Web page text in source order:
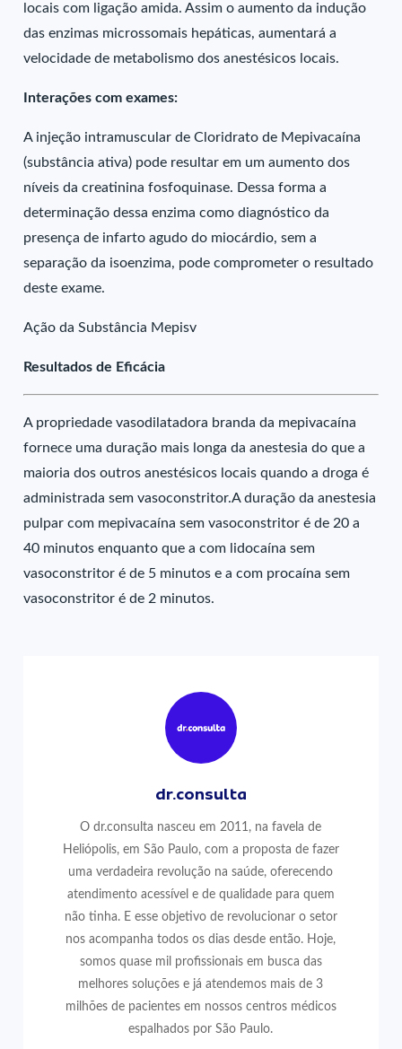
locais com ligação amida. Assim o aumento da indução
das enzimas microssomais hepáticas, aumentará a
velocidade de metabolismo dos anestésicos locais.
Interações com exames:
A injeção intramuscular de Cloridrato de Mepivacaína
(substância ativa) pode resultar em um aumento dos
níveis da creatinina fosfoquinase. Dessa forma a
determinação dessa enzima como diagnóstico da
presença de infarto agudo do miocárdio, sem a
separação da isoenzima, pode comprometer o resultado
deste exame.
Ação da Substância Mepisv
Resultados de Eficácia
A propriedade vasodilatadora branda da mepivacaína
fornece uma duração mais longa da anestesia do que a
maioria dos outros anestésicos locais quando a droga é
administrada sem vasoconstritor.A duração da anestesia
pulpar com mepivacaína sem vasoconstritor é de 20 a
40 minutos enquanto que a com lidocaína sem
vasoconstritor é de 5 minutos e a com procaína sem
vasoconstritor é de 2 minutos.
dr.consulta
O dr.consulta nasceu em 2011, na favela de
Heliópolis, em São Paulo, com a proposta de fazer
uma verdadeira revolução na saúde, oferecendo
atendimento acessível e de qualidade para quem
não tinha. E esse objetivo de revolucionar o setor
nos acompanha todos os dias desde então. Hoje,
somos quase mil profissionais em busca das
melhores soluções e já atendemos mais de 3
milhões de pacientes em nossos centros médicos
espalhados por São Paulo.